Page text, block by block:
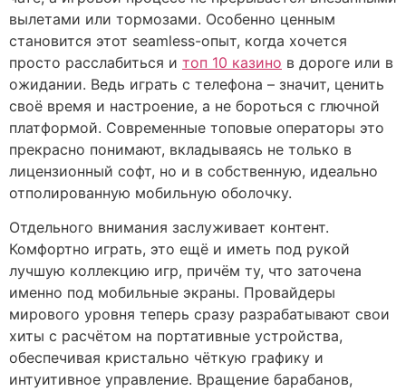
вылетами или тормозами. Особенно ценным
становится этот seamless-опыт, когда хочется
просто расслабиться и топ 10 казино в дороге или в
ожидании. Ведь играть с телефона – значит, ценить
своё время и настроение, а не бороться с глючной
платформой. Современные топовые операторы это
прекрасно понимают, вкладываясь не только в
лицензионный софт, но и в собственную, идеально
отполированную мобильную оболочку.
Отдельного внимания заслуживает контент.
Комфортно играть, это ещё и иметь под рукой
лучшую коллекцию игр, причём ту, что заточена
именно под мобильные экраны. Провайдеры
мирового уровня теперь сразу разрабатывают свои
хиты с расчётом на портативные устройства,
обеспечивая кристально чёткую графику и
интуитивное управление. Вращение барабанов,